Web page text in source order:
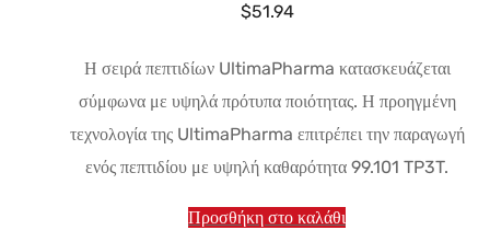
$51.94
Η σειρά πεπτιδίων UltimaPharma κατασκευάζεται
σύμφωνα με υψηλά πρότυπα ποιότητας. Η προηγμένη
τεχνολογία της UltimaPharma επιτρέπει την παραγωγή
ενός πεπτιδίου με υψηλή καθαρότητα 99.101 TP3T.
Προσθήκη στο καλάθι